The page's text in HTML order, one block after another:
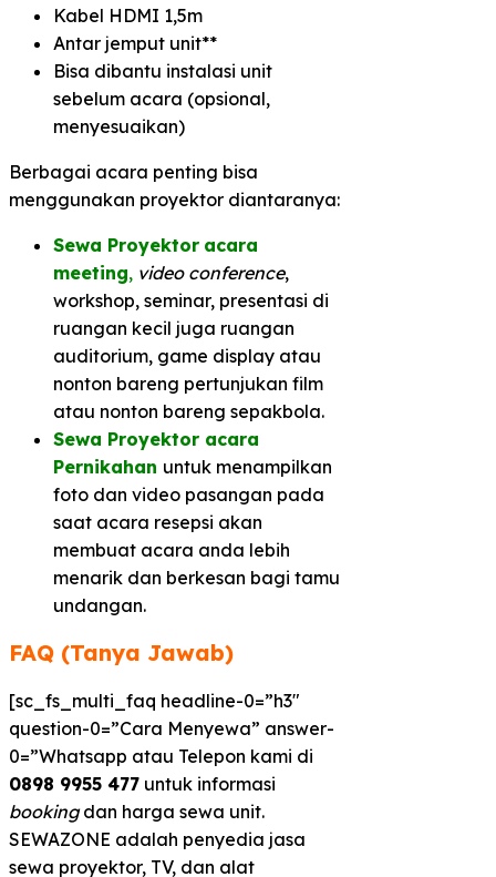
Kabel HDMI 1,5m
Antar jemput unit**
Bisa dibantu instalasi unit
sebelum acara (opsional,
menyesuaikan)
Berbagai acara penting bisa
menggunakan proyektor diantaranya:
Sewa Proyektor acara
meeting, video conference,
workshop, seminar, presentasi di
ruangan kecil juga ruangan
auditorium, game display atau
nonton bareng pertunjukan film
atau nonton bareng sepakbola.
Sewa Proyektor acara
Pernikahan untuk menampilkan
foto dan video pasangan pada
saat acara resepsi akan
membuat acara anda lebih
menarik dan berkesan bagi tamu
undangan.
FAQ (Tanya Jawab)
[sc_fs_multi_faq headline-0=”h3″
question-0=”Cara Menyewa” answer-
0=”Whatsapp atau Telepon kami di
0898 9955 477 untuk informasi
bookingdan harga sewa unit.
SEWAZONE adalah penyedia jasa
sewa proyektor, TV, dan alat